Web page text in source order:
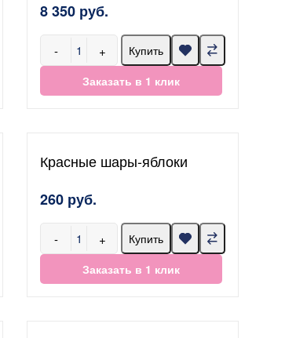
8 350 руб.
- +
Купить
Заказать в 1 клик
Красные шары-яблоки
260 руб.
- +
Купить
Заказать в 1 клик